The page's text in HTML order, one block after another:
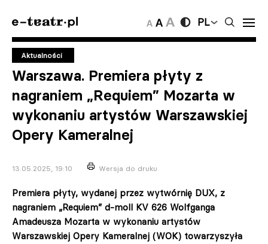
PL
Aktualności
Warszawa. Premiera płyty z
nagraniem „Requiem” Mozarta w
wykonaniu artystów Warszawskiej
Opery Kameralnej
13.05.2025, 19:10 Wersja do druku
Premiera płyty, wydanej przez wytwórnię DUX, z
nagraniem „Requiem” d-moll KV 626 Wolfganga
Amadeusza Mozarta w wykonaniu artystów
Warszawskiej Opery Kameralnej (WOK) towarzyszyła